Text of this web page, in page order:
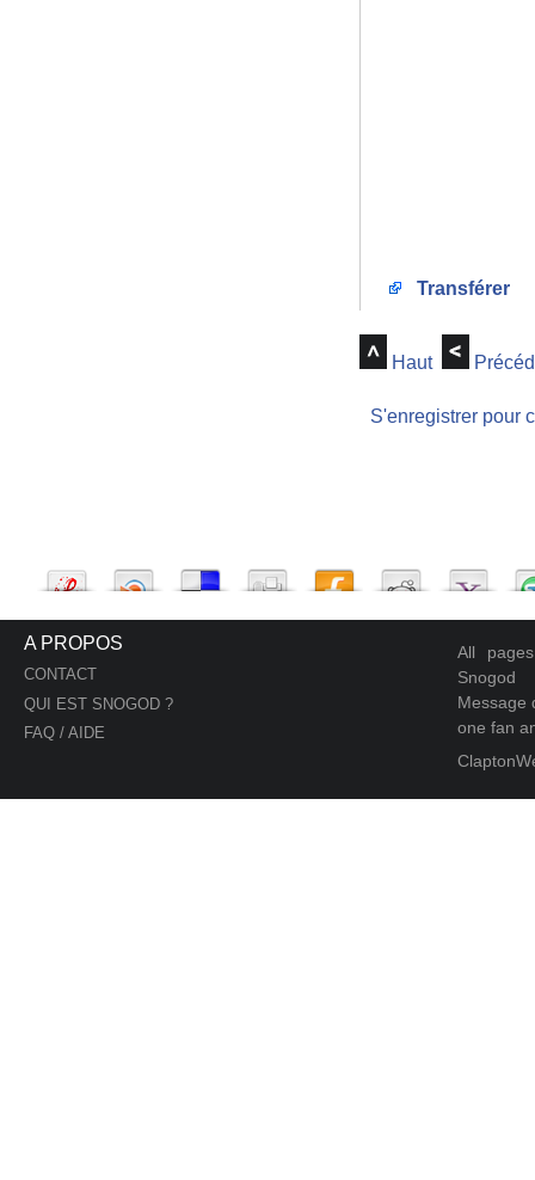
Transférer
Haut
S'enregistrer pour
A PROPOS
CONTACT
QUI EST SNOGOD ?
FAQ / AIDE
All
Snogod
Message
one fan